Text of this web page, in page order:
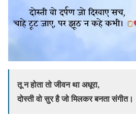
तू न होता तो जीवन था अधूरा,
दोस्ती वो सुर है जो मिलकर बनता संगीत।